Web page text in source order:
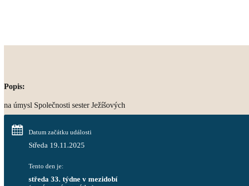
Popis:
na úmysl Společnosti sester Ježíšových
Datum začátku události
Středa 19.11.2025
Tento den je:
středa 33. týdne v mezidobí